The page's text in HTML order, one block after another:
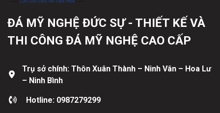
ĐÁ MỸ NGHỆ ĐỨC SỰ - THIẾT KẾ VÀ
THI CÔNG ĐÁ MỸ NGHỆ CAO CẤP
Trụ sở chính: Thôn Xuân Thành – Ninh Vân – Hoa Lư
– Ninh Bình
Hotline: 0987279299